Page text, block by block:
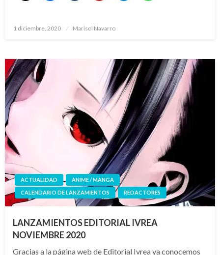
Publicado
1 diciembre, 2020 Marisol Navarro
ACTUALIDAD
ANIME / MANGA
CALENDARIO DE LANZAMIENTOS
REDACTORES
LANZAMIENTOS EDITORIAL IVREA
NOVIEMBRE 2020
Gracias a la página web de Editorial Ivrea ya conocemos